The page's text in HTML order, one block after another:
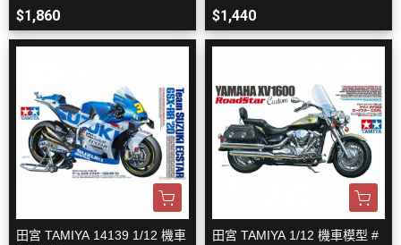
模型
$1,860
ON 組裝模型
$1,440
田宮 TAMIYA 14139 1/12 機車
田宮 TAMIYA 1/12 機車模型 #